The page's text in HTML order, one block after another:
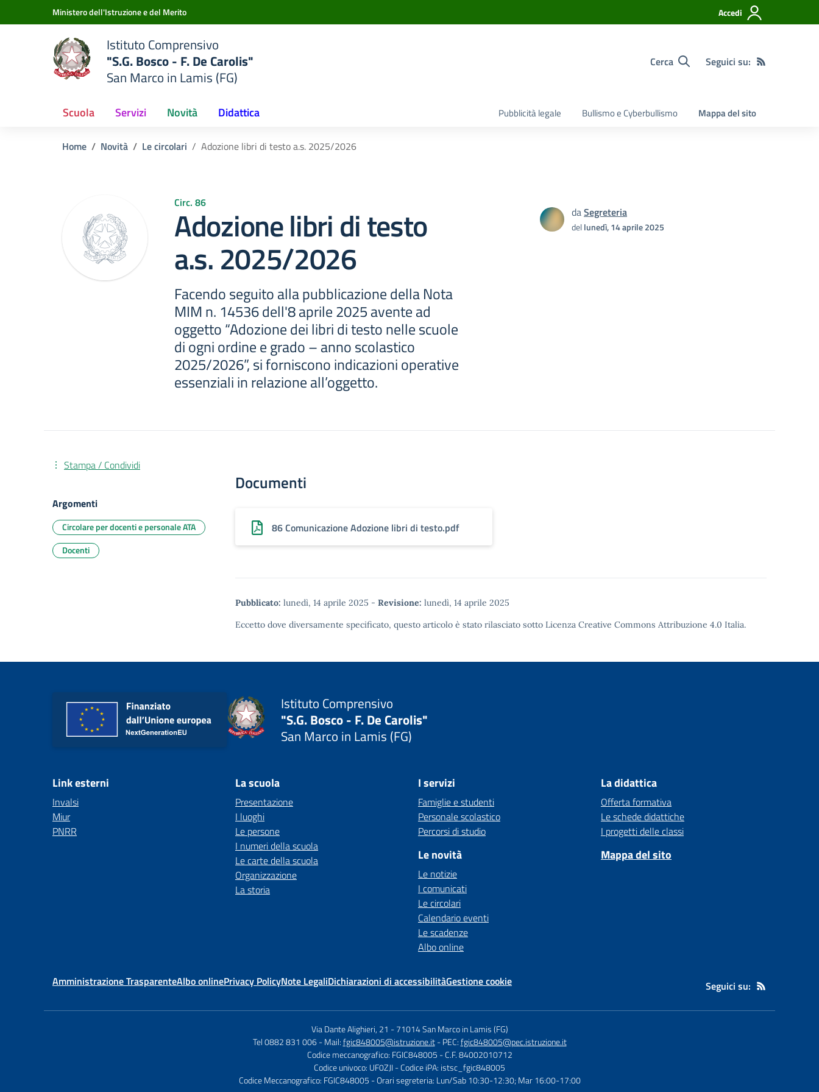
Vai ai contenuti
Vai al menu di navigazioneMinistero dell'Istruzione e del Merito Accedi
Istituto Comprensivo
"S.G. Bosco - F. De Carolis"
San Marco in Lamis (FG)
Cerca Seguici su:
Scuola Servizi Novità Didattica Pubblicità legale Bullismo e Cyberbullismo Mappa del sito
Home Novità Le circolari Adozione libri di testo a.s. 2025/2026
Circ. 86
Adozione libri di testo
a.s. 2025/2026
Facendo seguito alla pubblicazione della Nota
MIM n. 14536 dell'8 aprile 2025 avente ad
oggetto “Adozione dei libri di testo nelle scuole
di ogni ordine e grado – anno scolastico
2025/2026”, si forniscono indicazioni operative
essenziali in relazione all’oggetto.
daSegreteria
dellunedì, 14 aprile 2025
Documenti
86 Comunicazione Adozione libri di testo.pdf
Pubblicato: lunedì, 14 aprile 2025 - Revisione: lunedì, 14 aprile 2025
Eccetto dove diversamente specificato, questo articolo è stato rilasciato sotto Licenza Creative Commons Attribuzione 4.0 Italia.
Stampa / Condividi
Argomenti
Circolare per docenti e personale ATA
Docenti
Istituto Comprensivo
"S.G. Bosco - F. De Carolis"
San Marco in Lamis (FG)
Link esterni
Invalsi
Miur
PNRR
La scuola
Presentazione
I luoghi
Le persone
I numeri della scuola
Le carte della scuola
Organizzazione
La storia
I servizi
Famiglie e studenti
Personale scolastico
Percorsi di studio
Le novità
Le notizie
I comunicati
Le circolari
Calendario eventi
Le scadenze
Albo online
La didattica
Offerta formativa
Le schede didattiche
I progetti delle classi
Mappa del sito
Amministrazione TrasparenteAlbo onlinePrivacy PolicyNote LegaliDichiarazioni di accessibilitàGestione cookie Seguici su:
Via Dante Alighieri, 21 -71014 San Marco in Lamis (FG)
Tel 0882 831 006 - Mail:fgic848005@istruzione.it - PEC:fgic848005@pec.istruzione.it
Codice meccanografico: FGIC848005 - C.F. 84002010712
Codice univoco: UF0ZJI- Codice iPA: istsc_fgic848005
Codice Meccanografico: FGIC848005 - Orari segreteria: Lun/Sab 10:30-12:30; Mar 16:00-17:00